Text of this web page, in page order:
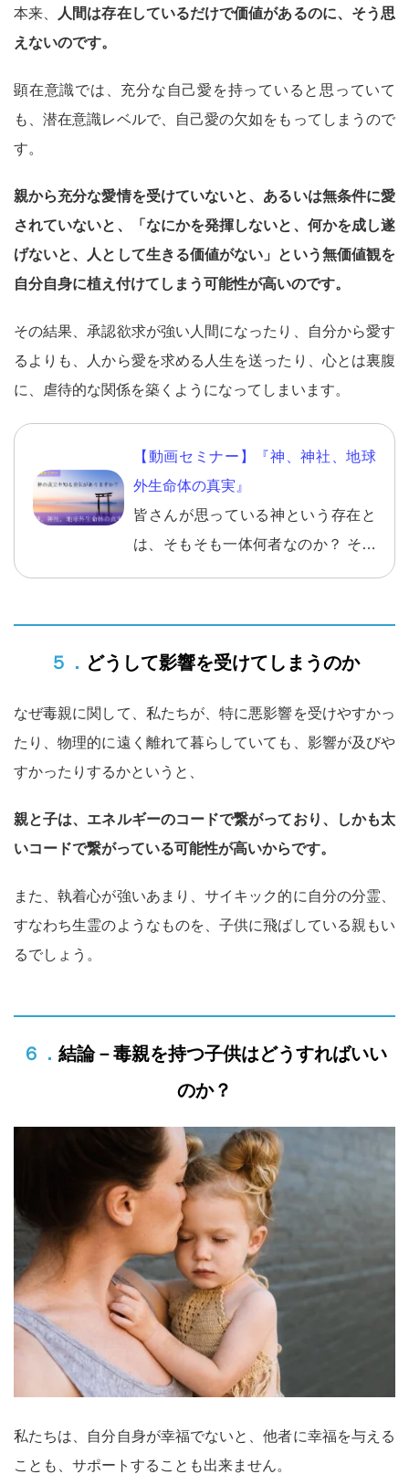
本来、
人間は存在しているだけで価値があるのに、そう思
えないのです。
顕在意識では、充分な自己愛を持っていると思っていて
も、潜在意識レベルで、自己愛の欠如をもってしまうので
す。
親から充分な愛情を受けていないと、あるいは無条件に愛
されていないと、「なにかを発揮しないと、何かを成し遂
げないと、人として生きる価値がない」という無価値観を
自分自身に植え付けてしまう可能性が高いのです。
その結果、承認欲求が強い人間になったり、自分から愛す
るよりも、人から愛を求める人生を送ったり、心とは裏腹
に、虐待的な関係を築くようになってしまいます。
【動画セミナー】『神、神社、地球
外生命体の真実』
皆さんが思っている神という存在と
は、そもそも一体何者なのか？ そし
のか？ などなど、これからの人生で
きべき情報ですので、 ぜひ、神、神
社、地球外生命体の真実を知ってく
ださい。
５．どうして影響を受けてしまうのか
なぜ毒親に関して、私たちが、特に悪影響を受けやすかっ
たり、物理的に遠く離れて暮らしていても、影響が及びや
すかったりするかというと、
親と子は、エネルギーのコードで繋がっており、しかも太
いコードで繋がっている可能性が高いからです。
また、執着心が強いあまり、サイキック的に自分の分霊、
すなわち生霊のようなものを、子供に飛ばしている親もい
るでしょう。
６．結論－毒親を持つ子供はどうすればいい
のか？
私たちは、自分自身が幸福でないと、他者に幸福を与える
ことも、サポートすることも出来ません。